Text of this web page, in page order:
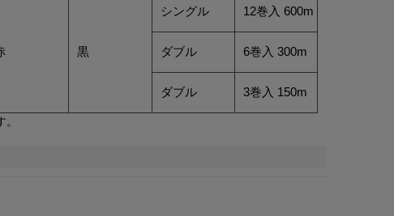
黒
シングル 12巻入 600m
ダブル 6巻入 300m
ダブル 3巻入 150m